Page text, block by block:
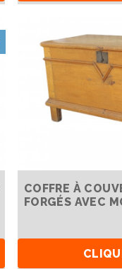
COFFRE À
FORGÉS AVEC